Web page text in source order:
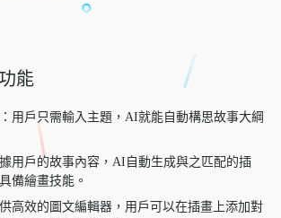
能
：用戶只需輸入主題，AI就能自動構思故事大綱
據用戶的故事內容，AI自動生成與之匹配的插
備繪畫技能。
供高效的圖文編輯器，用戶可以在插畫上添加對